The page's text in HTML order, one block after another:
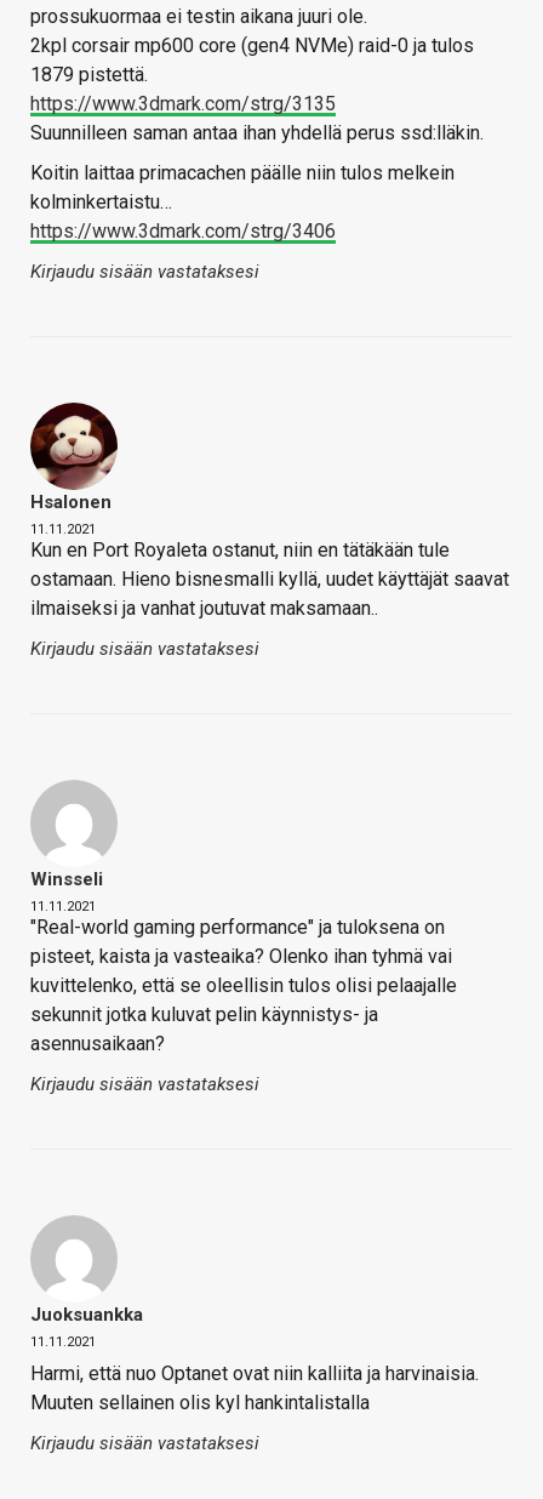
prossukuormaa ei testin aikana juuri ole.
2kpl corsair mp600 core (gen4 NVMe) raid-0 ja tulos
1879 pistettä.
https://www.3dmark.com/strg/3135
Suunnilleen saman antaa ihan yhdellä perus ssd:lläkin.
Koitin laittaa primacachen päälle niin tulos melkein
kolminkertaistu…
https://www.3dmark.com/strg/3406
Kirjaudu sisään vastataksesi
Hsalonen
11.11.2021
Kun en Port Royaleta ostanut, niin en tätäkään tule
ostamaan. Hieno bisnesmalli kyllä, uudet käyttäjät saavat
ilmaiseksi ja vanhat joutuvat maksamaan..
Kirjaudu sisään vastataksesi
Winsseli
11.11.2021
"Real-world gaming performance" ja tuloksena on
pisteet, kaista ja vasteaika? Olenko ihan tyhmä vai
kuvittelenko, että se oleellisin tulos olisi pelaajalle
sekunnit jotka kuluvat pelin käynnistys- ja
asennusaikaan?
Kirjaudu sisään vastataksesi
Juoksuankka
11.11.2021
Harmi, että nuo Optanet ovat niin kalliita ja harvinaisia.
Muuten sellainen olis kyl hankintalistalla
Kirjaudu sisään vastataksesi